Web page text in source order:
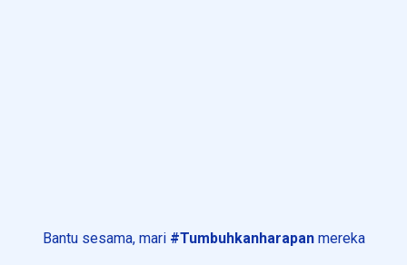
Bantu sesama, mari #Tumbuhkanharapanmereka